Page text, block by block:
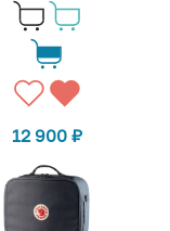
12 900 ₽